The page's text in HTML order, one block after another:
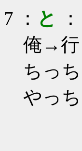
7 ： と
俺→行
ちっ
やっ